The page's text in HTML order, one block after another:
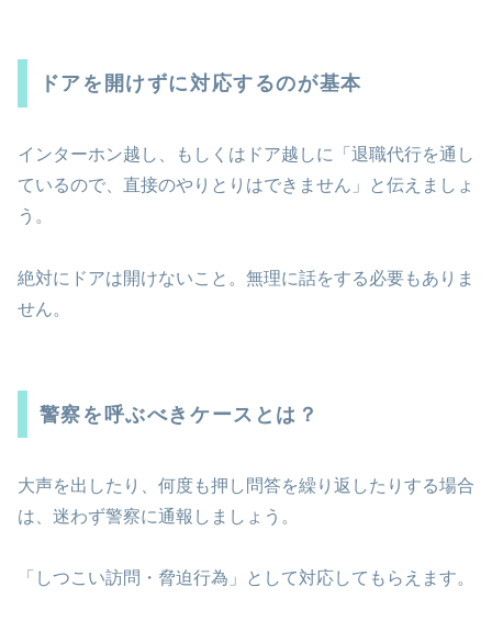
ドアを開けずに対応するのが基本
インターホン越し、もしくはドア越しに「退職代行を通し
ているので、直接のやりとりはできません」と伝えましょ
う。
絶対にドアは開けないこと。無理に話をする必要もありま
せん。
警察を呼ぶべきケースとは？
大声を出したり、何度も押し問答を繰り返したりする場合
は、迷わず警察に通報しましょう。
「しつこい訪問・脅迫行為」として対応してもらえます。